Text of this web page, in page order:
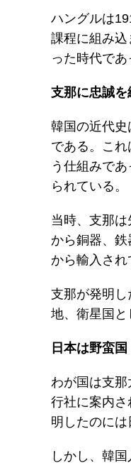
ハングルは
課程に組み
った時代であ
支那に忠誠を
韓国の近代
である。こ
う仕組みで
られている。
当時、支那
から銅器、
から輸入され
支那が発明
地、衛星国と
日本は野蛮国
わが国は支
行社に案内
明したのには
しかし、韓